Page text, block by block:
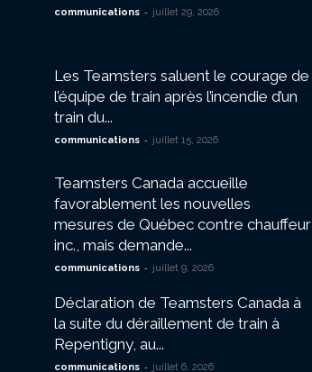
communications - juillet 29, 2026
Les Teamsters saluent le courage de
l’équipe de train après l’incendie d’un
train du...
communications - juillet 15, 2026
Teamsters Canada accueille
favorablement les nouvelles
mesures de Québec contre chauffeur
inc., mais demande...
communications - juillet 9, 2026
Déclaration de Teamsters Canada à
la suite du déraillement de train à
Repentigny, au...
communications - juillet 6, 2026